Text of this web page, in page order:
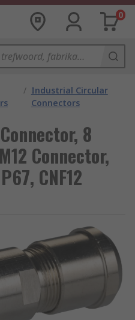
0
/ Industrial Circular
Connectors
8
Connector,
CNF12